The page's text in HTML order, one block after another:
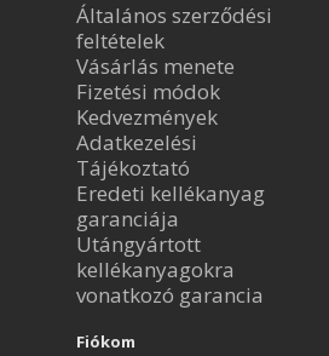
Általános szerződési
feltételek
Vásárlás menete
Fizetési módok
Kedvezmények
Adatkezelési
Tájékoztató
Eredeti kellékanyag
garanciája
Utángyártott
kellékanyagokra
vonatkozó garancia
Fiókom